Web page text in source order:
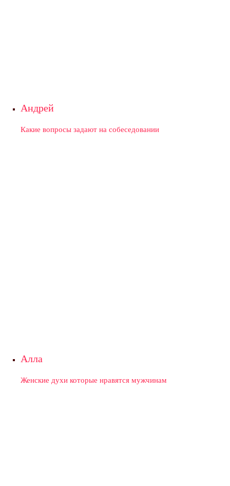
Андрей
Какие вопросы задают на собеседовании
Алла
Женские духи которые нравятся мужчинам